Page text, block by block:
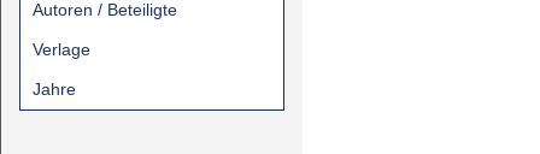
Autoren / Beteiligte
Verlage
Jahre